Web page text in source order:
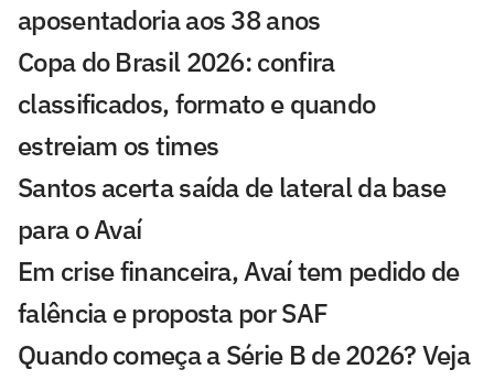
aposentadoria aos 38 anos
Copa do Brasil 2026: confira
classificados, formato e quando
estreiam os times
Santos acerta saída de lateral da base
para o Avaí
Em crise financeira, Avaí tem pedido de
falência e proposta por SAF
Quando começa a Série B de 2026? Veja